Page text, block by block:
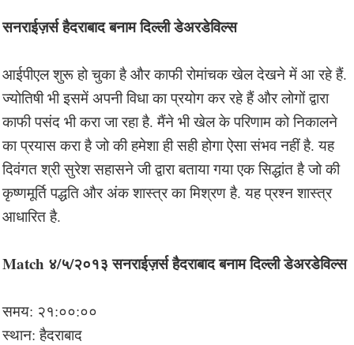
सनराईज़र्स हैदराबाद बनाम दिल्ली डेअरडेविल्स
आईपीएल शुरू हो चुका है और काफी रोमांचक खेल देखने में आ रहे हैं.
ज्योतिषी भी इसमें अपनी विधा का प्रयोग कर रहे हैं और लोगों द्वारा
काफी पसंद भी करा जा रहा है. मैंने भी खेल के परिणाम को निकालने
का प्रयास करा है जो की हमेशा ही सही होगा ऐसा संभव नहीं है. यह
दिवंगत श्री सुरेश सहासने जी द्वारा बताया गया एक सिद्धांत है जो की
कृष्णमूर्ति पद्धति और अंक शास्त्र का मिश्रण है. यह प्रश्न शास्त्र
आधारित है.
Match ४/५/२०१३ सनराईज़र्स हैदराबाद बनाम दिल्ली डेअरडेविल्स
समय: २१:००:००
स्थान: हैदराबाद